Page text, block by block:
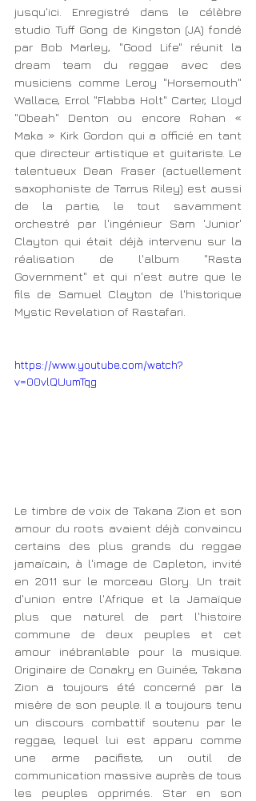
jusqu'ici. Enregistré dans le célèbre
studio Tuff Gong de Kingston (JA) fondé
par Bob Marley, "Good Life" réunit la
dream team du reggae avec des
musiciens comme Leroy "Horsemouth"
Wallace, Errol "Flabba Holt" Carter, Lloyd
"Obeah" Denton ou encore Rohan «
Maka » Kirk Gordon qui a officié en tant
que directeur artistique et guitariste. Le
talentueux Dean Fraser (actuellement
saxophoniste de Tarrus Riley) est aussi
de la partie, le tout savamment
orchestré par l'ingénieur Sam 'Junior'
Clayton qui était déjà intervenu sur la
réalisation de l'album "Rasta
Government" et qui n'est autre que le
fils de Samuel Clayton de l'historique
Mystic Revelation of Rastafari.
https://www.youtube.com/watch?
v=00vlQUumTqg
Le timbre de voix de Takana Zion et son
amour du roots avaient déjà convaincu
certains des plus grands du reggae
jamaïcain, à l'image de Capleton, invité
en 2011 sur le morceau Glory. Un trait
d'union entre l'Afrique et la Jamaïque
plus que naturel de part l'histoire
commune de deux peuples et cet
amour inébranlable pour la musique.
Originaire de Conakry en Guinée, Takana
Zion a toujours été concerné par la
misère de son peuple. Il a toujours tenu
un discours combattif soutenu par le
reggae, lequel lui est apparu comme
une arme pacifiste, un outil de
communication massive auprès de tous
les peuples opprimés. Star en son